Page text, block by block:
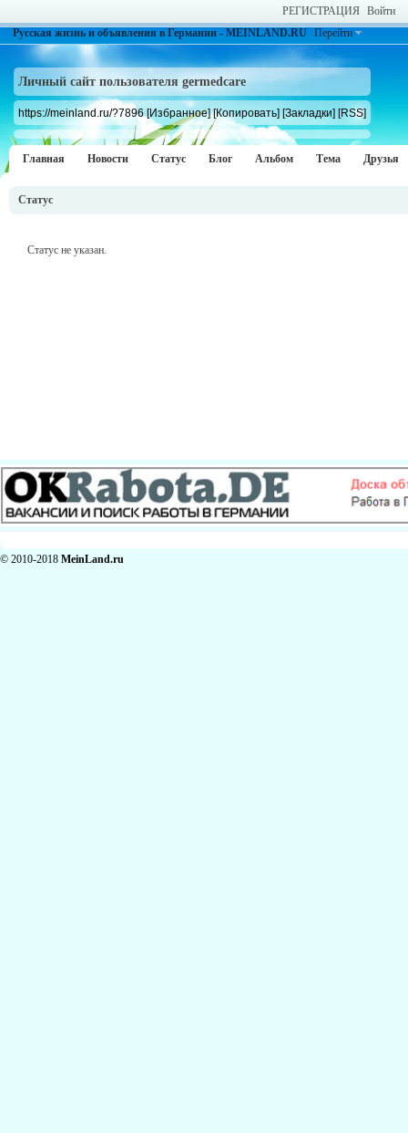
РЕГИСТРАЦИЯ Войти
Русская жизнь и объявления в Германии - MEINLAND.RU Перейти
Личный сайт пользователя germedcare
https://meinland.ru/?7896 [Избранное] [Копировать] [Закладки] [RSS]
Главная Новости Статус Блог Альбом Тема Друзья
Статус
Статус не указан.
© 2010-2018 MeinLand.ru